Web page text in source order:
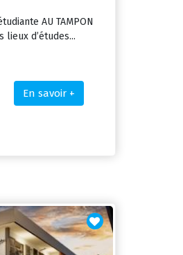
AU TAMPON
lieux d’études...
En savoir +